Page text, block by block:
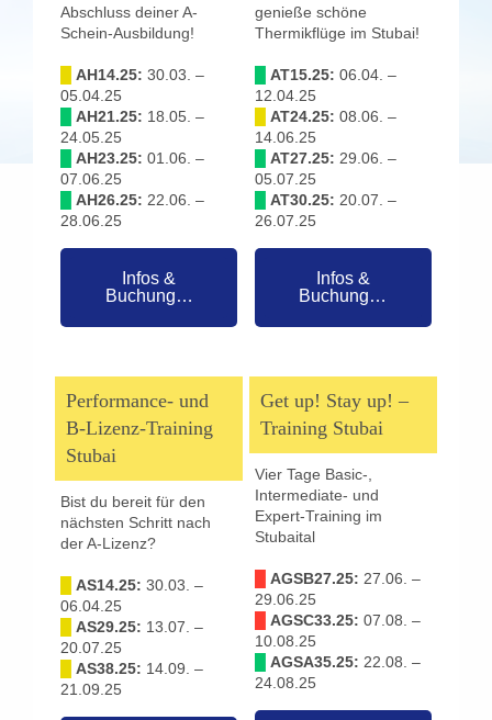
Abschluss deiner A-
Schein-Ausbildung!
AH14.25: 30.03. –
05.04.25
AH21.25: 18.05. –
24.05.25
AH23.25: 01.06. –
07.06.25
AH26.25: 22.06. –
28.06.25
Infos &
Buchung…
genieße schöne
Thermikflüge im Stubai!
AT15.25: 06.04. –
12.04.25
AT24.25: 08.06. –
14.06.25
AT27.25: 29.06. –
05.07.25
AT30.25: 20.07. –
26.07.25
Infos &
Buchung…
Performance- und
B-Lizenz-Training
Stubai
Bist du bereit für den
nächsten Schritt nach
der A-Lizenz?
AS14.25: 30.03. –
06.04.25
AS29.25: 13.07. –
20.07.25
AS38.25: 14.09. –
21.09.25
Get up! Stay up! –
Training Stubai
Vier Tage Basic-,
Intermediate- und
Expert-Training im
Stubaital
AGSB27.25: 27.06. –
29.06.25
AGSC33.25: 07.08. –
10.08.25
AGSA35.25: 22.08. –
24.08.25